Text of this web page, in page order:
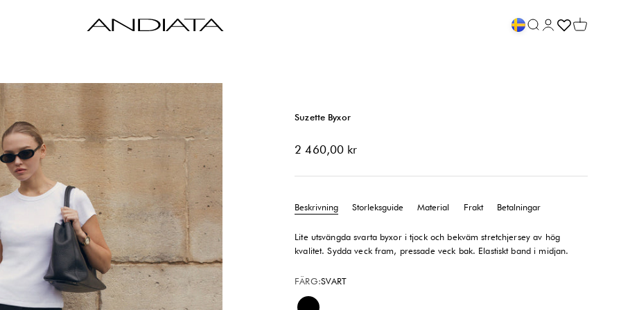
Andiata Öppna sök
ÖppnaÖppna
Suzette Byxor
REA-pris
2 460,00 kr
Beskrivning Storleksguide Material Frakt Betalningar
Lite utsvängda svarta byxor i tjock och bekväm stretchjersey av hög
kvalitet. Sydda veck fram, pressade veck bak. Elastiskt band i midjan.
FÄRG:SVART